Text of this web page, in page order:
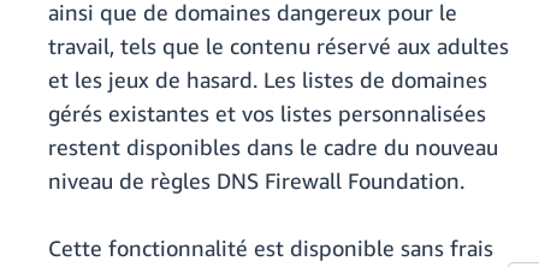
ainsi que de domaines dangereux pour le
travail, tels que le contenu réservé aux adultes
et les jeux de hasard. Les listes de domaines
gérés existantes et vos listes personnalisées
restent disponibles dans le cadre du nouveau
niveau de règles DNS Firewall Foundation.
Cette fonctionnalité est disponible sans frais